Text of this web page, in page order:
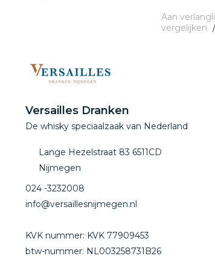
Aan
vergelijken /
Versailles Dranken
De whisky speciaalzaak van Nederland
Lange Hezelstraat 83 6511CD
Nijmegen
024 -3232008
info@versaillesnijmegen.nl
KVK nummer: KVK 77909453
btw-nummer: NL003258731B26